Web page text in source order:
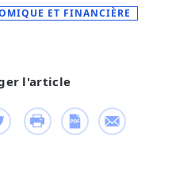
l'article
ET FINANCIÈRE